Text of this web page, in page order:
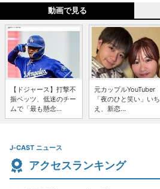
動画で見る
【ドジャース】打撃不
振ベッツ、低迷のチー
ムで「最も懸念...
元カップルYouTuber
「夜のひと笑い」いち
え、新恋...
J-CAST ニュース
アクセスランキング